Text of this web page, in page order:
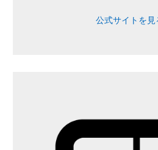
公式サイトを見